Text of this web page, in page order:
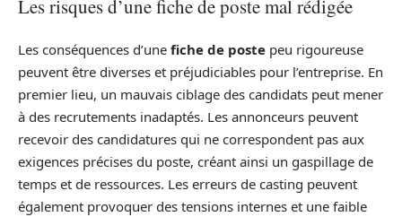
Les risques d’une fiche de poste mal rédigée
Les conséquences d’une fiche de poste peu rigoureuse
peuvent être diverses et préjudiciables pour l’entreprise. En
premier lieu, un mauvais ciblage des candidats peut mener
à des recrutements inadaptés. Les annonceurs peuvent
recevoir des candidatures qui ne correspondent pas aux
exigences précises du poste, créant ainsi un gaspillage de
temps et de ressources. Les erreurs de casting peuvent
également provoquer des tensions internes et une faible